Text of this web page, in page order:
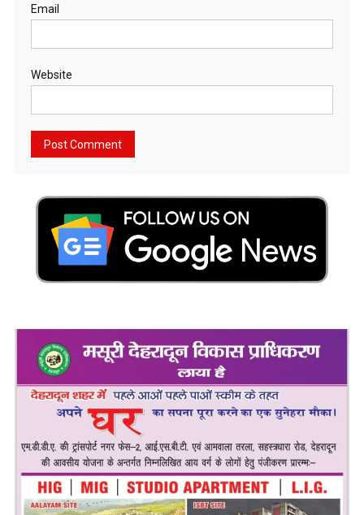
Email
Website